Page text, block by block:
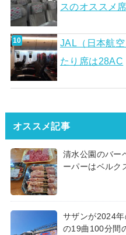
スのオススメ
JAL（日本航
たり席は28AC
オススメ記事
清水公園のバー
ーパーはベルク
サザンが2024
の19曲100分間